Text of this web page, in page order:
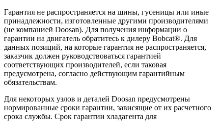
Гарантия не распространяется на шины, гусеницы или иные
принадлежности, изготовленные другими производителями
(не компанией Doosan). Для получения информации о
гарантии на двигатель обратитесь к дилеру Bobcat®. Для
данных позиций, на которые гарантия не распространяется,
заказчик должен руководствоваться гарантией
соответствующих производителей, если таковая
предусмотрена, согласно действующим гарантийным
обязательствам.
Для некоторых узлов и деталей Doosan предусмотрены
нормированные сроки гарантии, зависящие от их расчетного
срока службы. Срок гарантии хладагента для